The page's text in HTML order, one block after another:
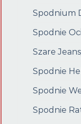
Spodnium
Spodnie
Szare
Spodnie
Spodnie
Spodnie